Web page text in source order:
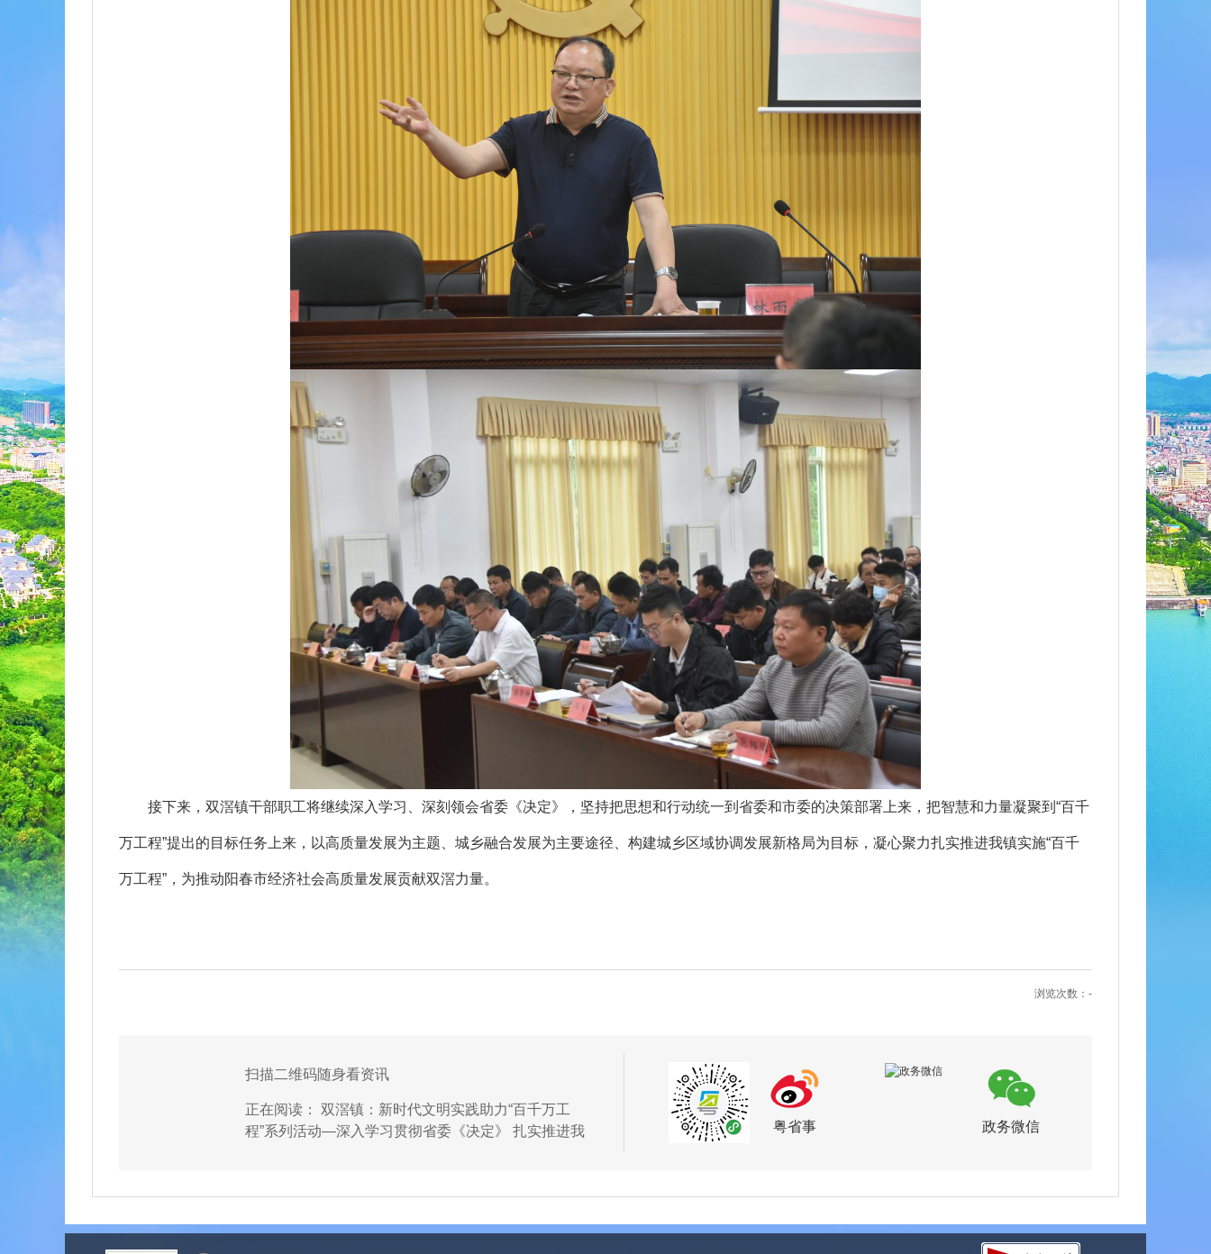
接下来，双滘镇干部职工将继续深入学习、深刻领会省委《决定》，坚持把思想和行动统一到省委和市委的决策部署上来，把智慧和力量凝聚到“百千
万工程”提出的目标任务上来，以高质量发展为主题、城乡融合发展为主要途径、构建城乡区域协调发展新格局为目标，凝心聚力扎实推进我镇实施“百千
万工程”，为推动阳春市经济社会高质量发展贡献双滘力量。
浏览次数： -
扫描二维码随身看资讯
正在阅读： 双滘镇：新时代文明实践助力“百千万工
程”系列活动—深入学习贯彻省委《决定》 扎实推进我
粤省事 政务微信